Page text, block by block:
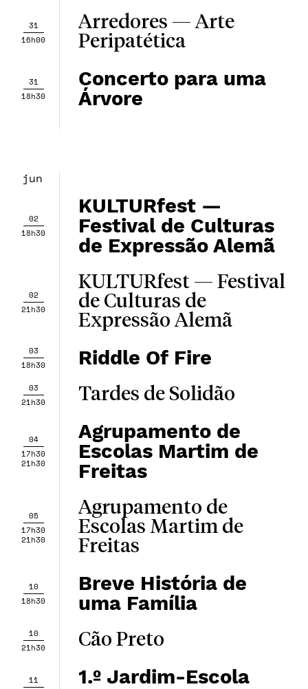
31
16h00
Arredores — Arte
Peripatética
31
18h30
Concerto para uma
Árvore
jun
02
18h30
KULTURfest —
Festival de Culturas
de Expressão Alemã
02
21h30
KULTURfest — Festival
de Culturas de
Expressão Alemã
03
18h30
Riddle Of Fire
03
21h30
Tardes de Solidão
04
17h30
21h30
Agrupamento de
Escolas Martim de
Freitas
05
17h30
21h30
Agrupamento de
Escolas Martim de
Freitas
10
18h30
Breve História de
uma Família
10
21h30
Cão Preto
11
1.º Jardim-Escola